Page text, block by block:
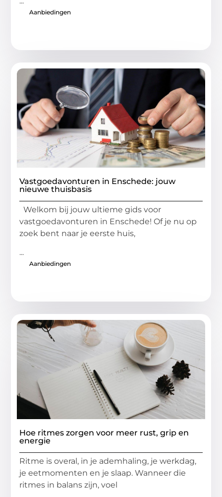
Aanbiedingen
Vastgoedavonturen in Enschede: jouw
nieuwe thuisbasis
Welkom bij jouw ultieme gids voor
vastgoedavonturen in Enschede! Of je nu op
zoek bent naar je eerste huis,
...
Aanbiedingen
Hoe ritmes zorgen voor meer rust, grip en
energie
Ritme is overal, in je ademhaling, je werkdag,
je eetmomenten en je slaap. Wanneer die
ritmes in balans zijn, voel